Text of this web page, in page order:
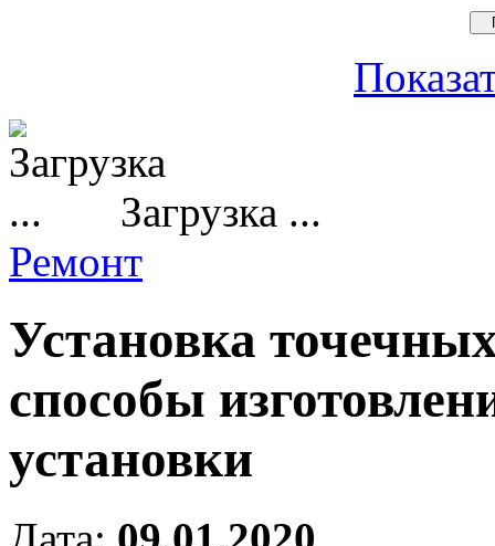
Загрузка ...
Ремонт
Установка
способы
установки